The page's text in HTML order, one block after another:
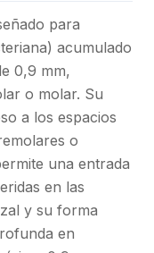
para
acumulado
0,9 mm,
o molar. Su
a los espacios
o
una entrada
en las
y su forma
en